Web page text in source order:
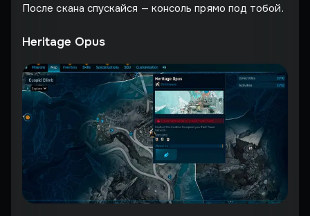
После скана спускайся — консоль прямо под тобой.
Heritage Opus